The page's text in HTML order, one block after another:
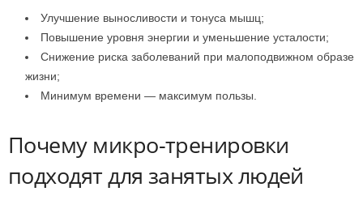
Улучшение выносливости и тонуса мышц;
Повышение уровня энергии и уменьшение усталости;
Снижение риска заболеваний при малоподвижном образе
жизни;
Минимум времени — максимум пользы.
Почему микро-тренировки
подходят для занятых людей